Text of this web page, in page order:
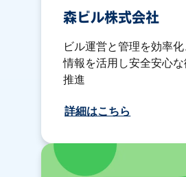
森ビル株式会社
ビル運営と管理を効率
情報を活用し安全安心
推進
詳細はこちら